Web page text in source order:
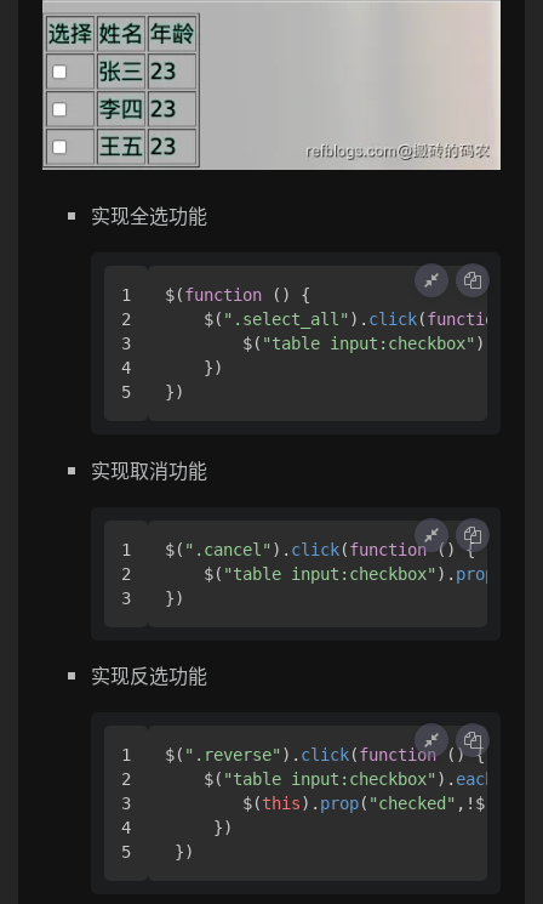
实现全选功能
1
2
3
4
$(function ( ) {
    $(
".select_all" ). click(function
        $(
"table input:checkbox" ).
    })
})
实现取消功能
1
2
$( ".cancel" ). click(function () {
    $(
"table input:checkbox" ). prop
})
实现反选功能
1
2
3
4
$( ".reverse" ). click(function ( ) {
    $(
"table input:checkbox" ). each
        $(
this). prop( "checked" ,!$(
     })
})